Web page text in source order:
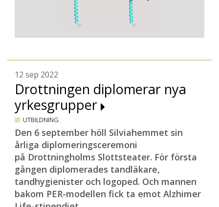
12 sep 2022
Drottningen diplomerar nya
yrkesgrupper
UTBILDNING
Den 6 september höll Silviahemmet sin
årliga diplomeringsceremoni
på Drottningholms Slottsteater. För första
gången diplomerades tandläkare,
tandhygienister och logoped. Och mannen
bakom PER-modellen fick ta emot Alzhimer